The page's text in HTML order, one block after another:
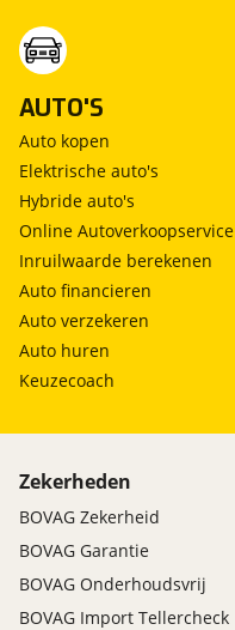
AUTO'S
Auto kopen
Elektrische auto's
Hybride auto's
Online Autoverkoopservice
Inruilwaarde berekenen
Auto financieren
Auto verzekeren
Auto huren
Keuzecoach
Zekerheden
BOVAG Zekerheid
BOVAG Garantie
BOVAG Onderhoudsvrij
BOVAG Import Tellercheck